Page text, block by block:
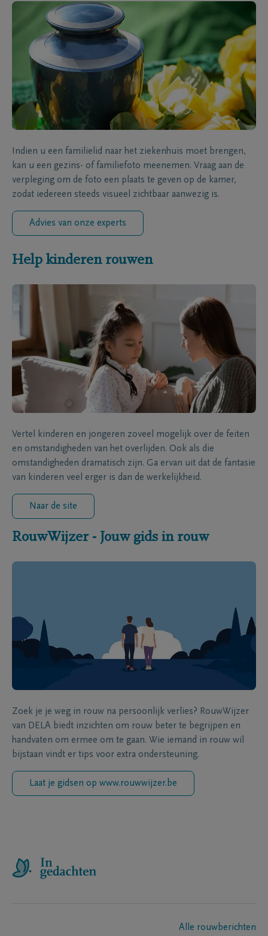
Indien u een familielid naar het ziekenhuis moet brengen,
kan u een gezins- of familiefoto meenemen. Vraag aan de
verpleging om de foto een plaats te geven op de kamer,
zodat iedereen steeds visueel zichtbaar aanwezig is.
Advies van onze experts
Help kinderen rouwen
Vertel kinderen en jongeren zoveel mogelijk over de feiten
en omstandigheden van het overlijden. Ook als die
omstandigheden dramatisch zijn. Ga ervan uit dat de fantasie
van kinderen veel erger is dan de werkelijkheid.
Naar de site
RouwWijzer - Jouw gids in rouw
Zoek je je weg in rouw na persoonlijk verlies? RouwWijzer
van DELA biedt inzichten om rouw beter te begrijpen en
handvaten om ermee om te gaan. Wie iemand in rouw wil
bijstaan vindt er tips voor extra ondersteuning.
Laat je gidsen op www.rouwwijzer.be
Alle rouwberichten